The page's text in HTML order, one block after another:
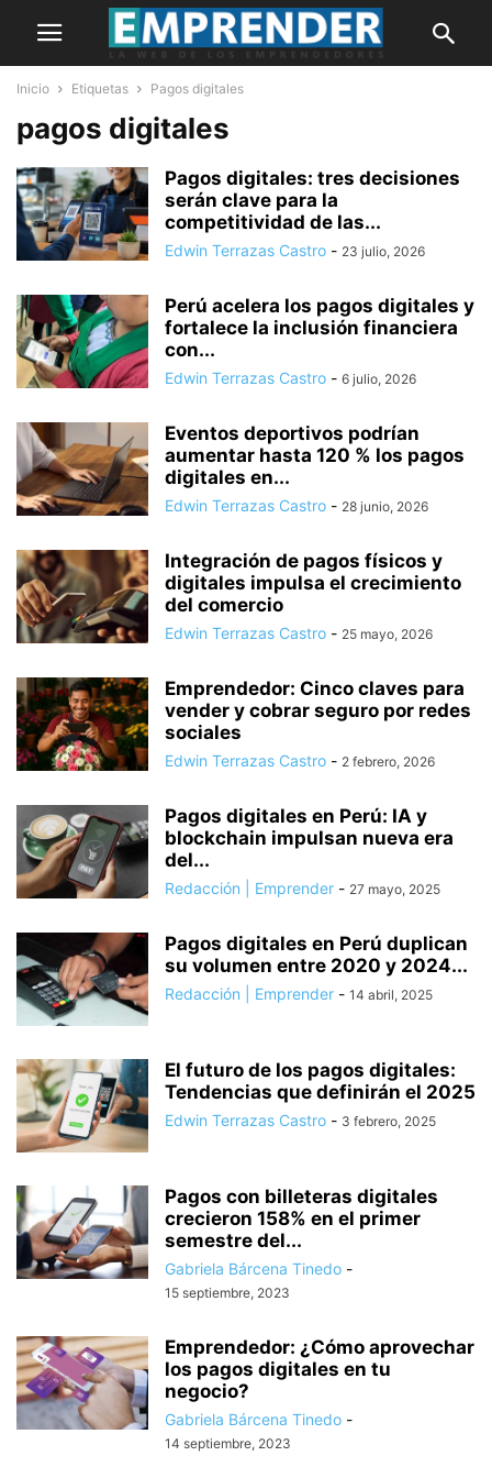
Inicio Etiquetas Pagos digitales
pagos digitales
Pagos digitales: tres decisiones
serán clave para la
competitividad de las...
Edwin Terrazas Castro - 23 julio, 2026
Perú acelera los pagos digitales y
fortalece la inclusión financiera
con...
Edwin Terrazas Castro - 6 julio, 2026
Eventos deportivos podrían
aumentar hasta 120 % los pagos
digitales en...
Edwin Terrazas Castro - 28 junio, 2026
Integración de pagos físicos y
digitales impulsa el crecimiento
del comercio
Edwin Terrazas Castro - 25 mayo, 2026
Emprendedor: Cinco claves para
vender y cobrar seguro por redes
sociales
Edwin Terrazas Castro - 2 febrero, 2026
Pagos digitales en Perú: IA y
blockchain impulsan nueva era
del...
Redacción | Emprender - 27 mayo, 2025
Pagos digitales en Perú duplican
su volumen entre 2020 y 2024...
Redacción | Emprender - 14 abril, 2025
El futuro de los pagos digitales:
Tendencias que definirán el 2025
Edwin Terrazas Castro - 3 febrero, 2025
Pagos con billeteras digitales
crecieron 158% en el primer
semestre del...
Gabriela Bárcena Tinedo -
15 septiembre, 2023
Emprendedor: ¿Cómo aprovechar
los pagos digitales en tu
negocio?
Gabriela Bárcena Tinedo -
14 septiembre, 2023